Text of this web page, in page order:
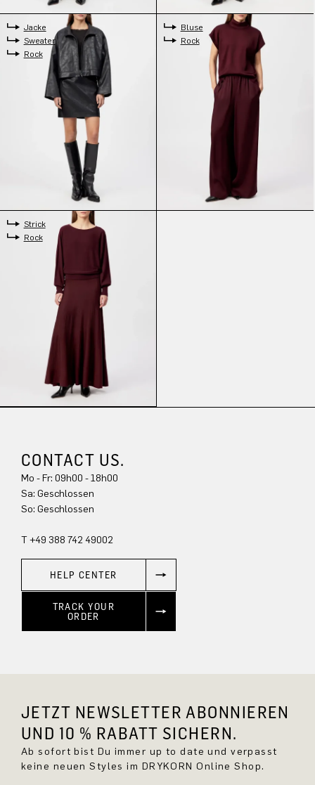
Jacke
Sweater
Rock
Bluse
Rock
Strick
Rock
CONTACT US.
Mo - Fr: 09h00 - 18h00
Sa: Geschlossen
So: Geschlossen
T +49 388 742 49002
HELP CENTER
TRACK YOUR
ORDER
JETZT NEWSLETTER ABONNIEREN
UND 10 % RABATT SICHERN.
Ab sofort bist Du immer up to date und verpasst
keine neuen Styles im DRYKORN Online Shop.